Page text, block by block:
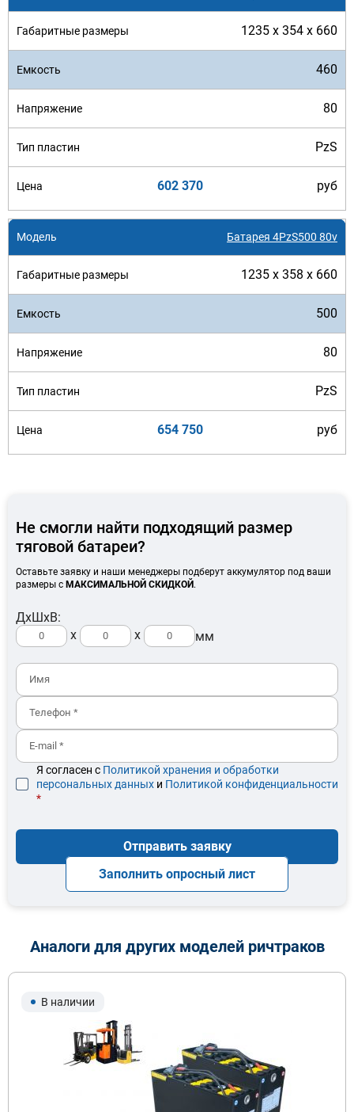
1235 x 354 x 660
460
80
PzS
602 370 руб
Батарея 4PzS500 80v
1235 x 358 x 660
500
80
PzS
654 750 руб
Не смогли найти подходящий размер
тяговой батареи?
Оставьте заявку и наши менеджеры подберут аккумулятор под ваши
размеры с МАКСИМАЛЬНОЙ СКИДКОЙ .
ДхШхВ:
x
x мм
Я согласен с Политикой хранения и обработки
персональных данных и Политикой конфиденциальности
*
Отправить заявку
Заполнить опросный лист
Аналоги для других моделей ричтраков
В наличии